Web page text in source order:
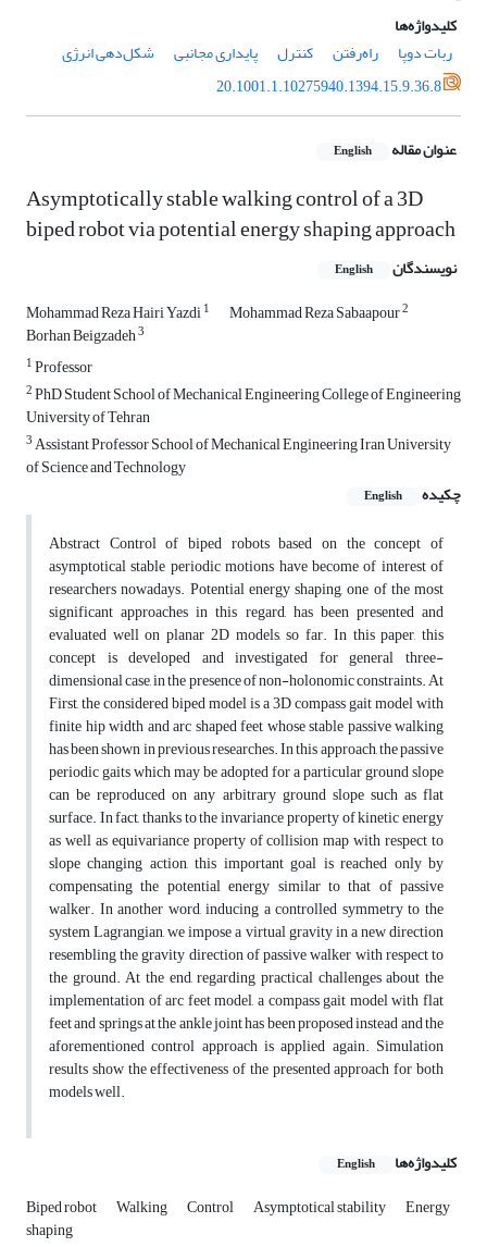
کلیدواژه‌ها
ربات دوپا
راه‌رفتن کنترل پایداری مجانبی
شکل‌دهی انرژی
20.1001.1.10275940.1394.15.9.36.8
عنوان مقاله English
Asymptotically stable walking control of a 3D
biped robot via potential energy shaping approach
نویسندگان English
Mohammad Reza Hairi Yazdi1 Mohammad Reza Sabaapour2
Borhan Beigzadeh3
1Professor
2PhD Student School of Mechanical Engineering College of Engineering
University of Tehran
3Assistant Professor School of Mechanical Engineering Iran University
of Science and Technology
چکیده
English
Abstract Control of biped robots based on the concept of
asymptotical stable periodic motions have become of interest of
researchers nowadays. Potential energy shaping, one of the most
significant approaches in this regard, has been presented and
evaluated well on planar 2D models, so far. In this paper, this
concept is developed and investigated for general three-
dimensional case, in the presence of non-holonomic constraints. At
First, the considered biped model is a 3D compass gait model with
finite hip width and arc shaped feet whose stable passive walking
has been shown in previous researches. In this approach, the passive
periodic gaits which may be adopted for a particular ground slope
can be reproduced on any arbitrary ground slope such as flat
surface. In fact, thanks to the invariance property of kinetic energy
as well as equivariance property of collision map with respect to
slope changing action, this important goal is reached only by
compensating the potential energy similar to that of passive
walker. In another word, inducing a controlled symmetry to the
system Lagrangian, we impose a virtual gravity in a new direction
resembling the gravity direction of passive walker with respect to
the ground. At the end, regarding practical challenges about the
implementation of arc feet model, a compass gait model with flat
feet and springs at the ankle joint has been proposed instead and the
aforementioned control approach is applied again. Simulation
results show the effectiveness of the presented approach for both
models well.
کلیدواژه‌ها English
Biped robot Walking Control Asymptotical stability Energy
shaping